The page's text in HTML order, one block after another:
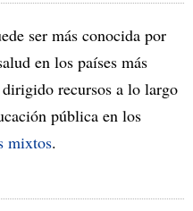
ser más conocida por
en los países más
recursos a lo largo
pública en los
mixtos.